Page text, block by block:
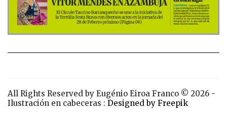
All Rights Reserved by Eugénio Eiroa Franco © 2026 -
Ilustración en cabeceras : Designed by Freepik